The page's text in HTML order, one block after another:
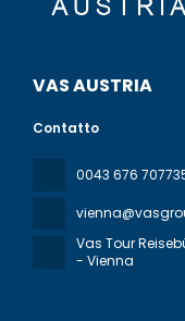
VAS AUSTRIA
Contatto
0043 676
Vas Tour
- Vienna